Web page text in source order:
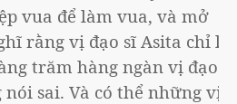
vua để làm vua, và mở
rằng vị đạo sĩ Asita chỉ là
trăm hàng ngàn vị đạo sĩ
nói sai. Và có thể những vị